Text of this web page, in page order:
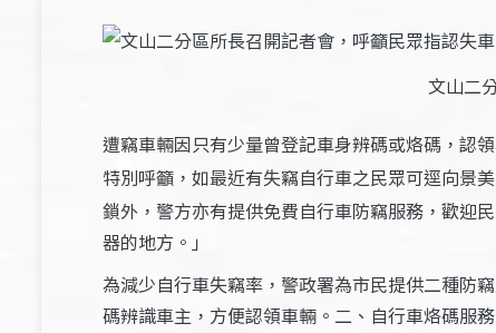
文山二
遭竊車輛因只有少量曾登記車身辨碼或烙碼，認
特別呼籲，如最近有失竊自行車之民眾可逕向景
鎖外，警方亦有提供免費自行車防竊服務，歡迎
器的地方。」
為減少自行車失竊率，警政署為市民提供二種防
碼辨識車主，方便認領車輛。二、自行車烙碼服